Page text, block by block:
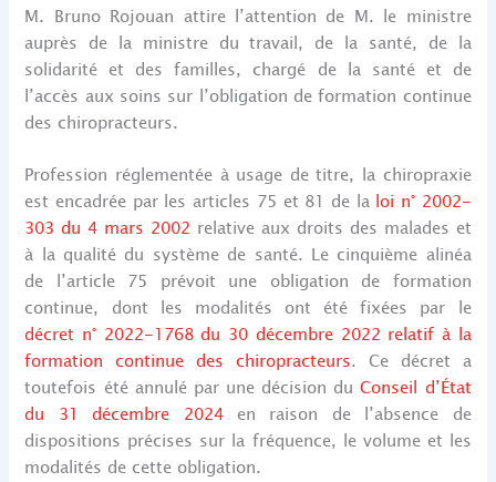
M. Bruno Rojouan attire l’attention de M. le ministre
auprès de la ministre du travail, de la santé, de la
solidarité et des familles, chargé de la santé et de
l’accès aux soins sur l’obligation de formation continue
des chiropracteurs.
Profession réglementée à usage de titre, la chiropraxie
est encadrée par les articles 75 et 81 de la loi n° 2002-
303 du 4 mars 2002 relative aux droits des malades et
à la qualité du système de santé. Le cinquième alinéa
de l’article 75 prévoit une obligation de formation
continue, dont les modalités ont été fixées par le
décret n° 2022-1768 du 30 décembre 2022 relatif à la
formation continue des chiropracteurs. Ce décret a
toutefois été annulé par une décision duConseil d’État
du 31 décembre 2024en raison de l’absence de
dispositions précises sur la fréquence, le volume et les
modalités de cette obligation.